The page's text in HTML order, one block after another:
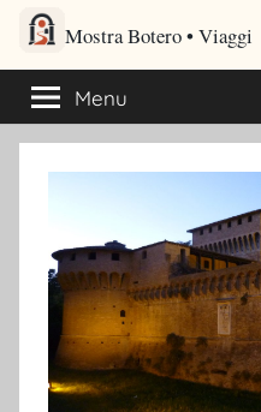
Salta
contenuto
Mostra
Viaggi culturali e itinerari
Menu